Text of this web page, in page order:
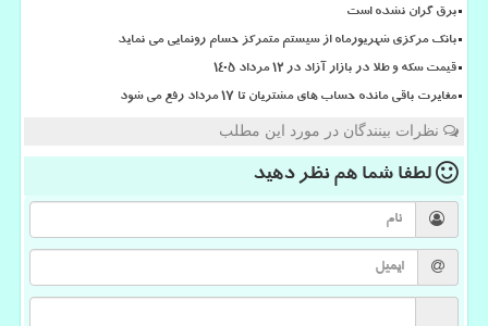
برق گران نشده است
بانک مرکزی شهریورماه از سیستم متمرکز حسام رونمایی می نماید
قیمت سکه و طلا در بازار آزاد در ۱۲ مرداد ۱۴۰۵
مغایرت باقی مانده حساب های مشتریان تا 17 مرداد رفع می شود
نظرات بینندگان در مورد این مطلب
لطفا شما همنظر دهید